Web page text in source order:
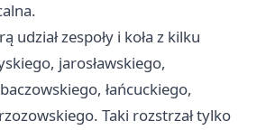
udział zespoły i koła z kilku
jarosławskiego,
łańcuckiego,
Taki rozstrzał tylko